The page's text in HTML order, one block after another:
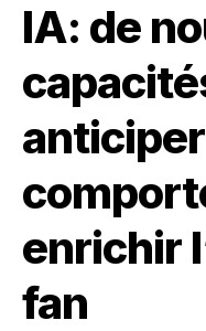
IA: de
enrichir
fan